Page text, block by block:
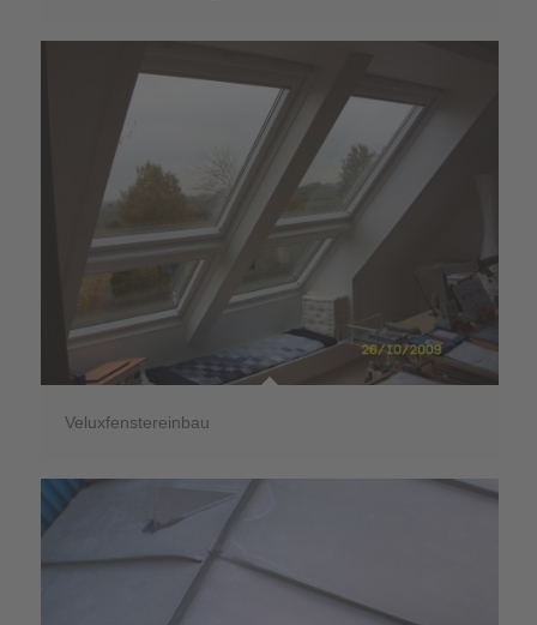
Veluxfenstereinbau